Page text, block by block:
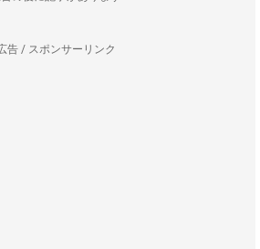
告 / スポンサーリンク